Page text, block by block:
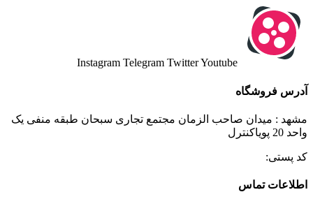
Instagram Telegram TwitterYoutube
آدرس فروشگاه
مشهد : میدان صاحب الزمان مجتمع تجاری سبحان طبقه منفی یک
واحد 20 پویاکنترل
کد پستی:
اطلاعات تماس